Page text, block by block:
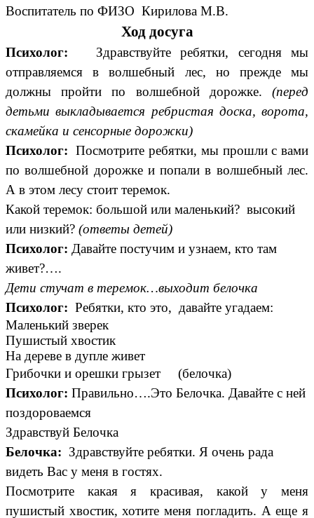
Воспитатель по ФИЗО Кирилова М.В.
Ход досуга
Психолог: Здравствуйте ребятки, сегодня мы
отправляемся в волшебный лес, но прежде мы
должны пройти по волшебной дорожке. (перед
детьми выкладывается ребристая доска, ворота,
скамейка и сенсорные дорожки)
Психолог: Посмотрите ребятки, мы прошли с вами
по волшебной дорожке и попали в волшебный лес.
А в этом лесу стоит теремок.
Какой теремок: большой или маленький? высокий
или низкий? (ответы детей)
Психолог: Давайте постучим и узнаем, кто там
живет?….
Дети стучат в теремок…выходит белочка
Психолог: Ребятки, кто это, давайте угадаем:
Маленький зверек
Пушистый хвостик
На дереве в дупле живет
Грибочки и орешки грызет (белочка)
Психолог: Правильно….Это Белочка. Давайте с ней
поздороваемся
Здравствуй Белочка
Белочка: Здравствуйте ребятки. Я очень рада
видеть Вас у меня в гостях.
Посмотрите какая я красивая, какой у меня
пушистый хвостик, хотите меня погладить. А еще я